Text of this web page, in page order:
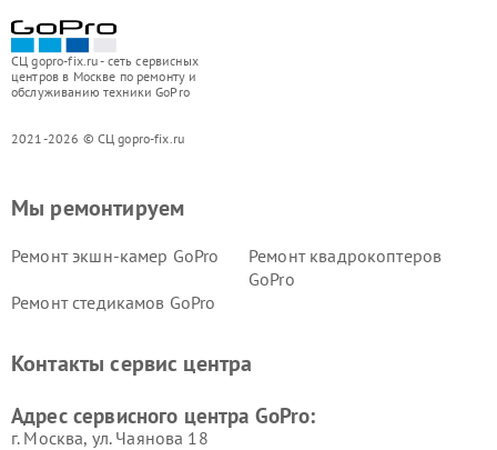
СЦ gopro-fix.ru - сеть сервисных
центров в Москве по ремонту и
обслуживанию техники GoPro
2021-2026 © СЦ gopro-fix.ru
Мы ремонтируем
Ремонт экшн-камер GoPro
Ремонт квадрокоптеров
GoPro
Ремонт стедикамов GoPro
Контакты сервис центра
Адрес сервисного центра GoPro:
г. Москва, ул. Чаянова 18